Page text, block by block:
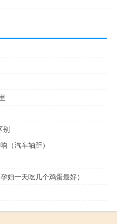
别
（汽车轴距）
妇一天吃几个鸡蛋最好）